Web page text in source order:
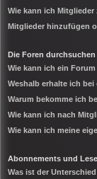
Wie kann ich
Mitglieder hinzufügen
Die Foren durchsuchen
Wie kann ich ein
Weshalb erhalte ich bei
Warum bekomme ich
Wie kann ich nach
Wie kann ich meine
Abonnements und
Was ist der